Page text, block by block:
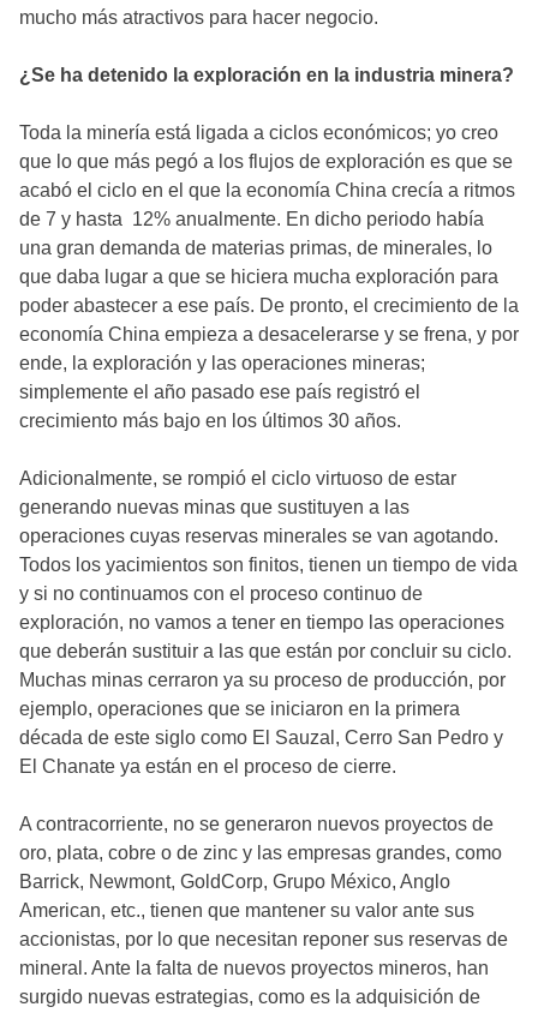
mucho más atractivos para hacer negocio.
¿Se ha detenido la exploración en la industria minera?
Toda la minería está ligada a ciclos económicos; yo creo
que lo que más pegó a los flujos de exploración es que se
acabó el ciclo en el que la economía China crecía a ritmos
de 7 y hasta 12% anualmente. En dicho periodo había
una gran demanda de materias primas, de minerales, lo
que daba lugar a que se hiciera mucha exploración para
poder abastecer a ese país. De pronto, el crecimiento de la
economía China empieza a desacelerarse y se frena, y por
ende, la exploración y las operaciones mineras;
simplemente el año pasado ese país registró el
crecimiento más bajo en los últimos 30 años.
Adicionalmente, se rompió el ciclo virtuoso de estar
generando nuevas minas que sustituyen a las
operaciones cuyas reservas minerales se van agotando.
Todos los yacimientos son finitos, tienen un tiempo de vida
y si no continuamos con el proceso continuo de
exploración, no vamos a tener en tiempo las operaciones
que deberán sustituir a las que están por concluir su ciclo.
Muchas minas cerraron ya su proceso de producción, por
ejemplo, operaciones que se iniciaron en la primera
década de este siglo como El Sauzal, Cerro San Pedro y
El Chanate ya están en el proceso de cierre.
A contracorriente, no se generaron nuevos proyectos de
oro, plata, cobre o de zinc y las empresas grandes, como
Barrick, Newmont, GoldCorp, Grupo México, Anglo
American, etc., tienen que mantener su valor ante sus
accionistas, por lo que necesitan reponer sus reservas de
mineral. Ante la falta de nuevos proyectos mineros, han
surgido nuevas estrategias, como es la adquisición de